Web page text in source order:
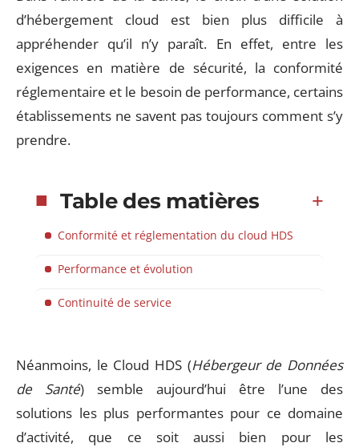
d’hébergement cloud est bien plus difficile à
appréhender qu’il n’y paraît. En effet, entre les
exigences en matière de sécurité, la conformité
réglementaire et le besoin de performance, certains
établissements ne savent pas toujours comment s’y
prendre.
Table des matières
Conformité et réglementation du cloud HDS
Performance et évolution
Continuité de service
Néanmoins, le Cloud HDS (Hébergeur de Données
de Santé) semble aujourd’hui être l’une des
solutions les plus performantes pour ce domaine
d’activité, que ce soit aussi bien pour les